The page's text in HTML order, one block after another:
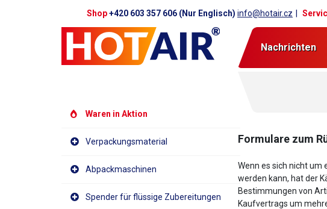
Shop+420 603 357 606 (Nur Englisch)info@hotair.cz
Nachrichten
Waren in Aktion
Verpackungsmaterial
Abpackmaschinen
Spender für flüssige Zubereitungen
Formulare zum
Wenn es sich nicht um
werden kann, hat der
Bestimmungen von
Kaufvertrags um